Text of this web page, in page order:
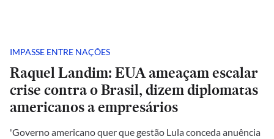
IMPASSE ENTRE NAÇÕES
Raquel Landim: EUA ameaçam escalar
crise contra o Brasil, dizem diplomatas
americanos a empresários
'Governo americano quer que gestão Lula conceda anuência